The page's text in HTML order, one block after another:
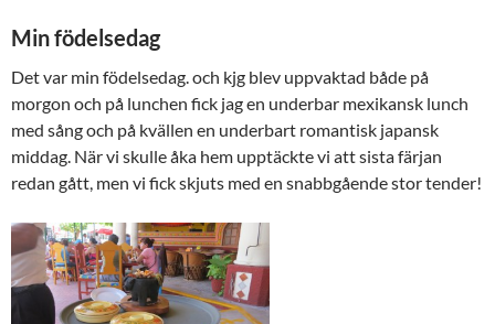
Min födelsedag
Det var min födelsedag. och kjg blev uppvaktad både på
morgon och på lunchen fick jag en underbar mexikansk lunch
med sång och på kvällen en underbart romantisk japansk
middag. När vi skulle åka hem upptäckte vi att sista färjan
redan gått, men vi fick skjuts med en snabbgående stor tender!